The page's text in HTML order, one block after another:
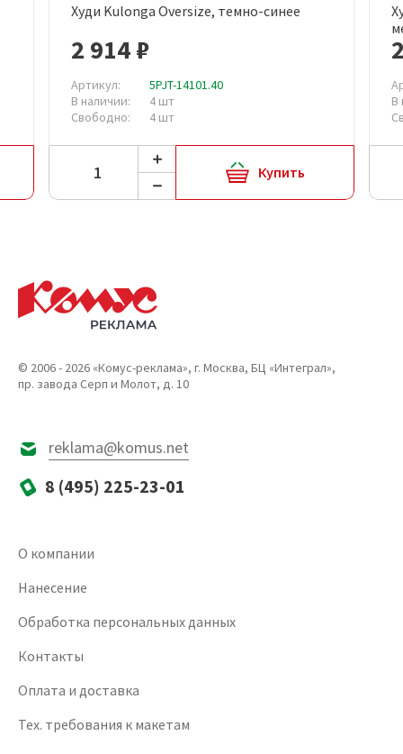
Худи Kulonga Oversize, темно-синее
2 914 ₽
Артикул:
5PJT-14101.40
В наличии:
4 шт
Свободно:
4 шт
Купить
В
© 2006 - 2026 «Комус-реклама», г. Москва, БЦ «Интеграл»,
пр. завода Серп и Молот, д. 10
reklama@komus.net
8 (495) 225-23-01
О компании
Нанесение
Обработка персональных данных
Контакты
Оплата и доставка
Тех. требования к макетам